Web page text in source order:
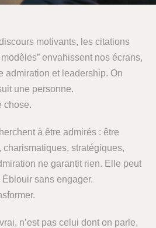
motivants, les citations
envahissent nos écrans,
admiration et leadership. On
une personne.
chose.
à être admirés : être
stratégiques,
ne garantit rien. Elle peut
sans engager.
n’est pas celui dont on parle,